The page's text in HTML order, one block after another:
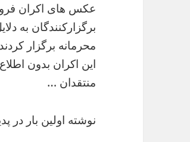
عکس های اکران
برگزارکنندگان به
محرمانه برگزار
این اکران بدون
منتقدان …
نوشته اولین بار در